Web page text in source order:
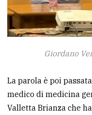
Giordano
La parola è poi
medico di medicina
Valletta Brianza che